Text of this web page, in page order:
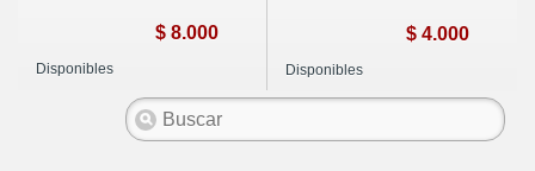
$ 8.000
Disponibles
$ 4.000
Disponibles